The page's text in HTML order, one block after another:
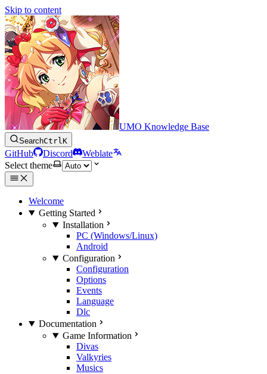
Skip to content
UMO Knowledge Base
SearchCtrlK
GitHub Discord
Weblate
Select theme
Welcome
Getting Started
Installation
PC (Windows/Linux)
Android
Configuration
Configuration
Options
Events
Language
Dlc
Documentation
Game Information
Divas
Valkyries
Musics